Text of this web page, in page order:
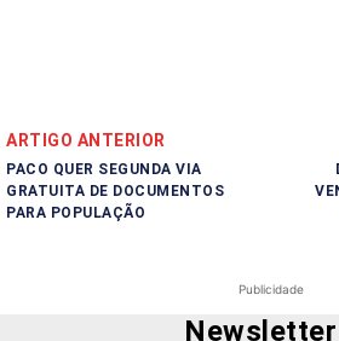
ARTIGO ANTERIOR
PACO QUER SEGUNDA VIA
GRATUITA DE DOCUMENTOS
PARA POPULAÇÃO
Publicidade
Newsletter